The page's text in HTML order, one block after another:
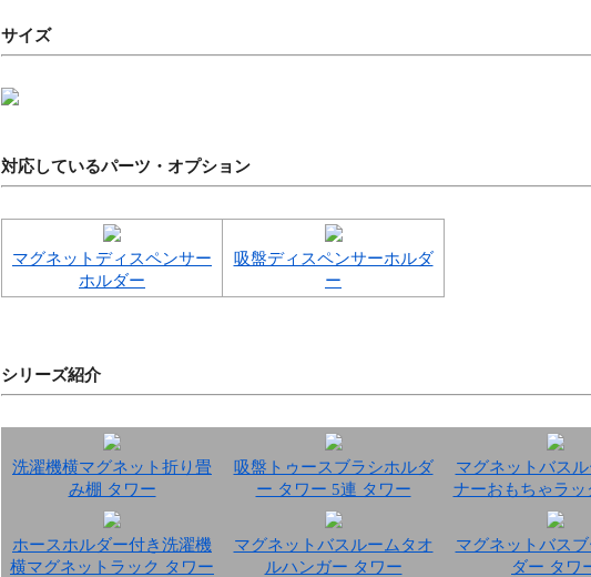
サイズ
対応しているパーツ・オプション
マグネットディスペンサー
ホルダー
吸盤ディスペンサーホルダ
ー
シリーズ紹介
洗濯機横マグネット折り畳
み棚 タワー
吸盤トゥースブラシホルダ
ー タワー 5連 タワー
マグネットバス
ナーおもちゃラッ
ホースホルダー付き洗濯機
横マグネットラック タワー
マグネットバスルームタオ
ルハンガー タワー
マグネットバス
ダー タワ